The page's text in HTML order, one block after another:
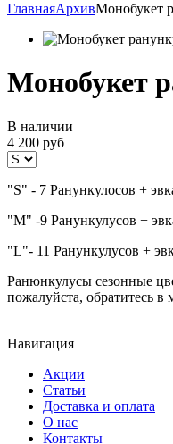
ГлавнаяАрхивМонобукет
Монобукет
В наличии
4 200 руб
"S" - 7 Ранункулосов +
"M" -9 Ранункулусов +
"L"- 11 Ранункулусов +
Ранюнкулусы сезонные
пожалуйста, обратитесь в
Навигация
Акции
Статьи
Доставка и оплата
О нас
Контакты